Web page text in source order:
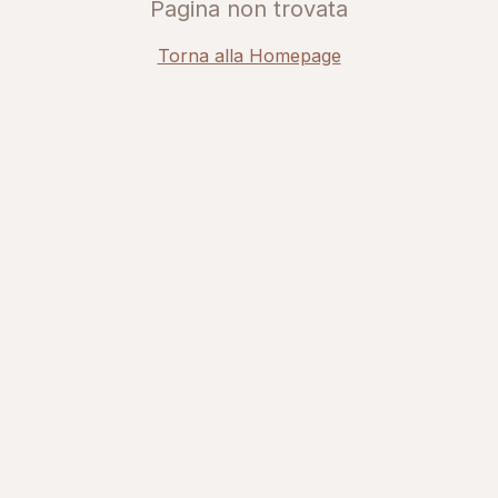
Pagina non trovata
Torna alla Homepage